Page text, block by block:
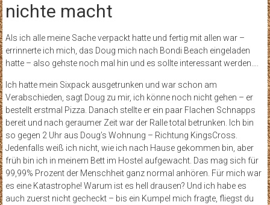
nichte macht
Als ich alle meine Sache verpackt hatte und fertig mit allen war –
errinnerte ich mich, das Doug mich nach Bondi Beach eingeladen
hatte – also gehste noch mal hin und es sollte interessant werden….
Ich hatte mein Sixpack ausgetrunken und war schon am
Verabschieden, sagt Doug zu mir, ich könne noch nicht gehen – er
bestellt erstmal Pizza. Danach stellte er ein paar Flachen Schnapps
bereit und nach geraumer Zeit war der Ralle total betrunken. Ich bin
so gegen 2 Uhr aus Doug’s Wohnung – Richtung KingsCross.
Jedenfalls weiß ich nicht, wie ich nach Hause gekommen bin, aber
früh bin ich in meinem Bett im Hostel aufgewacht. Das mag sich für
99,99% Prozent der Menschheit ganz normal anhören. Für mich war
es eine Katastrophe! Warum ist es hell drausen? Und ich habe es
auch zuerst nicht gecheckt – bis ein Kumpel mich fragte, fliegst du